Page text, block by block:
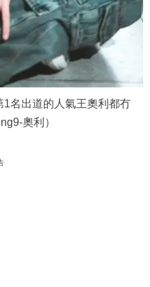
名出道的人氣王奧利都冇
奧利）